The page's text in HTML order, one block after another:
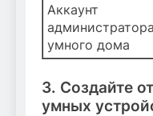
Аккаунт
администратора
умного дома
3. Создайте
умных